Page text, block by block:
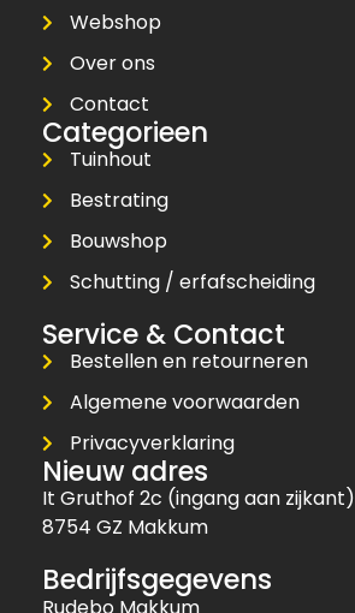
Webshop
Over ons
Contact
Categorieen
Tuinhout
Bestrating
Bouwshop
Schutting / erfafscheiding
Service & Contact
Bestellen en retourneren
Algemene voorwaarden
Privacyverklaring
Nieuw adres
It Gruthof 2c (ingang aan zijkant)
8754 GZ Makkum
Bedrijfsgegevens
Rudebo Makkum